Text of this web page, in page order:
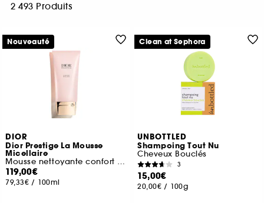
2 493 Produits
DIOR
Dior Prestige La Mousse
Micellaire
Mousse nettoyante confort d'exception
119,00€
79,33€ / 100ml
Nouveauté
UNBOTTLED
Shampoing Tout Nu
Cheveux Bouclés
3
15,00€
20,00€ / 100g
Clean at Sephora